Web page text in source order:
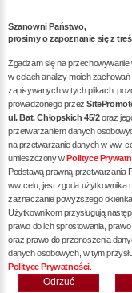
ARTYKUŁY
Pozycjonowanie
skuteczna
Skuteczne
Reklama dla
Pozycjonowanie
liczbę pacjentów
Pozycjonowanie
skuteczna
Szanowni Państwo,
prosimy o zapoznanie się z
Zgadzam się na
w celach analizy moich
zapisywanych w tych plikach,
prowadzonego przez
ul. Bat. Chłopskich 45/2oraz
przetwarzaniem danych
na przetwarzanie danych w ww.
umieszczony wPolityce
Podstawą prawną przetwarzania
ww. celu, jest zgoda
zaznaczanie powyższego okienka
Użytkownikom przysługują
prawo do ich sprostowania,
oraz prawo do przenoszenia
danych osobowych, w tym
Polityce Prywatności
Odrzuć